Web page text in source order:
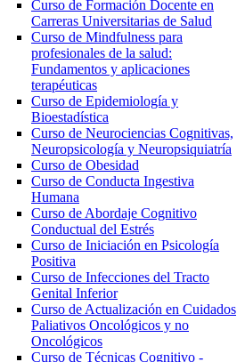
Curso de Formación Docente en
Carreras Universitarias de Salud
Curso de Mindfulness para
profesionales de la salud:
Fundamentos y aplicaciones
terapéuticas
Curso de Epidemiología y
Bioestadística
Curso de Neurociencias Cognitivas,
Neuropsicología y Neuropsiquiatría
Curso de Obesidad
Curso de Conducta Ingestiva
Humana
Curso de Abordaje Cognitivo
Conductual del Estrés
Curso de Iniciación en Psicología
Positiva
Curso de Infecciones del Tracto
Genital Inferior
Curso de Actualización en Cuidados
Paliativos Oncológicos y no
Oncológicos
Curso de Técnicas Cognitivo -